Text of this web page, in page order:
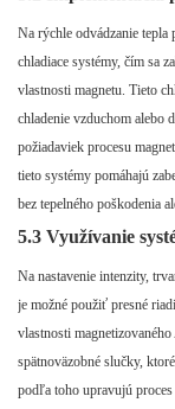
Na rýchle odvádzanie tepla
chladiace systémy, čím sa
vlastnosti magnetu. Tieto
chladenie vzduchom alebo
požiadaviek procesu
tieto systémy pomáhajú
bez tepelného poškodenia
5.3 Využívanie
Na nastavenie intenzity,
je možné použiť presné
vlastnosti
spätnoväzobné slučky,
podľa toho upravujú